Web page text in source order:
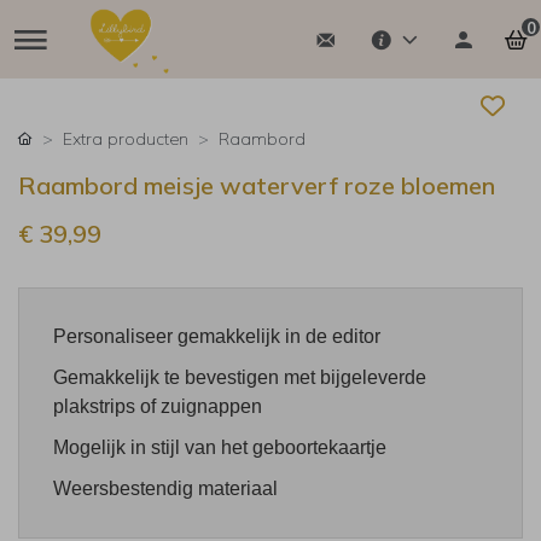
0
Extra producten Raambord
Raambord meisje waterverf roze bloemen
€ 39,99
Personaliseer gemakkelijk in de editor
Gemakkelijk te bevestigen met bijgeleverde
plakstrips of zuignappen
Mogelijk in stijl van het geboortekaartje
Weersbestendig materiaal